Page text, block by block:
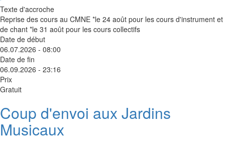
Texte d'accroche
Reprise des cours au CMNE *le 24 août pour les cours d'instrument et
de chant *le 31 août pour les cours collectifs
Date de début
06.07.2026 - 08:00
Date de fin
06.09.2026 - 23:16
Prix
Gratuit
Coup d'envoi aux Jardins
Musicaux